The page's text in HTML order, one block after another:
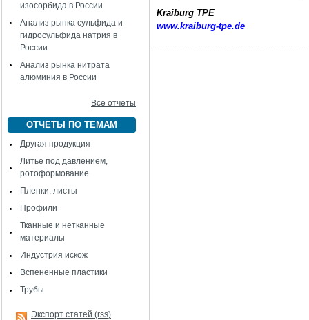
изосорбида в России
Анализ рынка сульфида и
гидросульфида натрия в
России
Анализ рынка нитрата
алюминия в России
Все отчеты
ОТЧЕТЫ ПО ТЕМАМ
Другая продукция
Литье под давлением,
ротоформование
Пленки, листы
Профили
Тканные и нетканные
материалы
Индустрия искож
Вспененные пластики
Трубы
Экспорт статей (rss)
Kraiburg TPE
www.kraiburg-tpe.de